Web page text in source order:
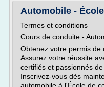
Automobile -
Termes et conditions
Cours de conduite -
Obtenez votre permis de
Assurez votre réussite
certifiés et passionnés
Inscrivez-vous dès